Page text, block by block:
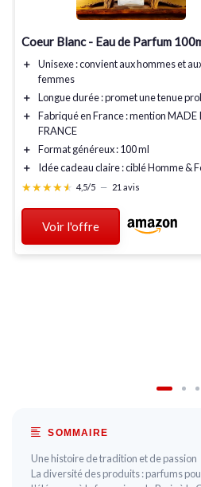
Coeur Blanc - Eau de Parfum
＋ Unisexe: convient aux hommes et
femmes
＋
Longue durée: promet une tenue
＋
Fabriqué en France: mention MADE
FRANCE
＋
Format généreux: 100 ml
＋
Idée cadeau claire : ciblé Homme &
★★★★★
★★★★★ 4,5/5 — 21 avis
Voir l'offre
SOMMAIRE
Une histoire de tradition et de passion
La diversité des produits : parfums